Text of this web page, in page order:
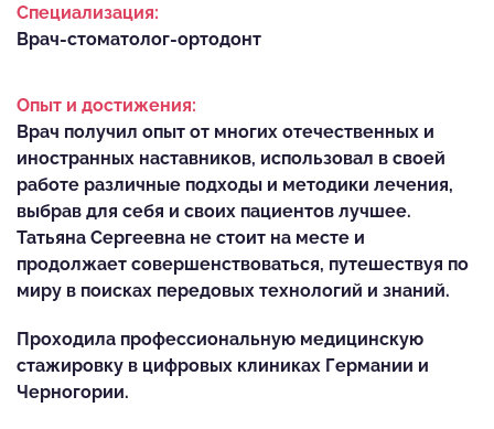
Специализация:
Врач-стоматолог-ортодонт
Опыт и достижения:
Врач получил опыт от многих отечественных и
иностранных наставников, использовал в своей
работе различные подходы и методики лечения,
выбрав для себя и своих пациентов лучшее.
Татьяна Сергеевна не стоит на месте и
продолжает совершенствоваться, путешествуя по
миру в поисках передовых технологий и знаний.
Проходила профессиональную медицинскую
стажировку в цифровых клиниках Германии и
Черногории.